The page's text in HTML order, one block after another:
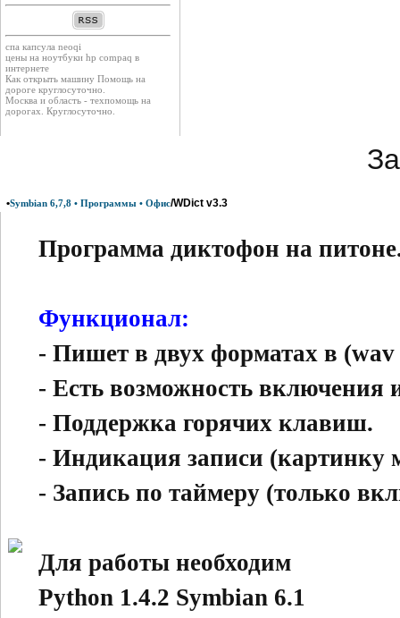
спа капсула neoqi
цены на ноутбуки hp compaq в
интернете
Как открыть машину Помощь на
дороге круглосуточно.
Москва и область - техпомощь на
дорогах. Круглосуточно.
•Symbian 6,7,8 • Программы • Офис/WDict v3.3
Программа диктофон на
Функционал:
- Пишет в двух форматах в
- Есть возможность включения
- Поддержка горячих клавиш.
- Индикация записи (картинку
- Запись по таймеру (только
Для работы необходим
Python 1.4.2 Symbian 6.1